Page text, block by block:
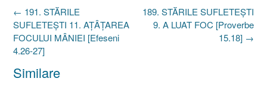
Post
navigation
189. STĂRILE SUFLETEȘTI
9. A LUAT FOC [Proverbe
15.18] →
← 191. STĂRILE
SUFLETEȘTI 11. AȚÂȚAREA
FOCULUI MÂNIEI [Efeseni
4.26-27]
Similare